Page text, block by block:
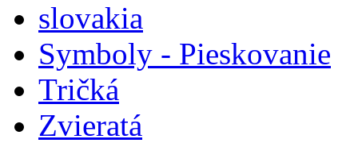
slovakia
Symboly - Pieskovanie
Tričká
Zvieratá